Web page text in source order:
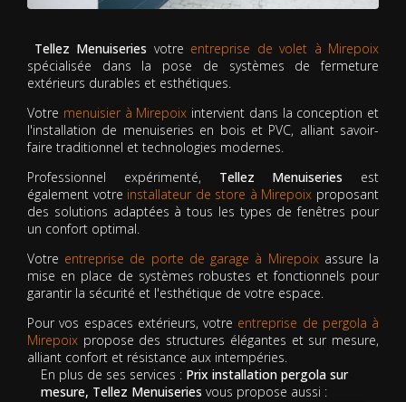
Tellez Menuiseries votre entreprise de volet à Mirepoix
spécialisée dans la pose de systèmes de fermeture
extérieurs durables et esthétiques.
Votre menuisier à Mirepoix intervient dans la conception et
l'installation de menuiseries en bois et PVC, alliant savoir-
faire traditionnel et technologies modernes.
Professionnel expérimenté, Tellez Menuiseries est
également votre installateur de store à Mirepoix proposant
des solutions adaptées à tous les types de fenêtres pour
un confort optimal.
Votre entreprise de porte de garage à Mirepoixassure la
mise en place de systèmes robustes et fonctionnels pour
garantir la sécurité et l'esthétique de votre espace.
Pour vos espaces extérieurs, votre entreprise de pergola à
Mirepoix propose des structures élégantes et sur mesure,
alliant confort et résistance aux intempéries.
En plus de ses services : Prix installation pergola sur
mesure, Tellez Menuiseries vous propose aussi :